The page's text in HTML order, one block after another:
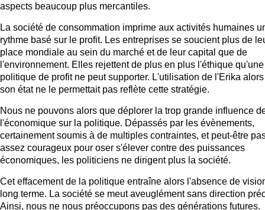
aspects beaucoup plus mercantiles.
La société de consommation imprime aux activités humaines
rythme basé sur le profit. Les entreprises se soucient plus de
place mondiale au sein du marché et de leur capital que de
l'environnement. Elles rejettent de plus en plus l'éthique qu'une
politique de profit ne peut supporter. L'utilisation de l'Erika
son état ne le permettait pas reflète cette stratégie.
Nous ne pouvons alors que déplorer la trop grande influence
l'économique sur la politique. Dépassés par les évènements,
certainement soumis à de multiples contraintes, et peut-être
assez courageux pour oser s'élever contre des puissances
économiques, les politiciens ne dirigent plus la société.
Cet effacement de la politique entraîne alors l'absence de
long terme. La société se meut aveuglément sans direction
Ainsi, nous ne nous préoccupons pas des générations futures.